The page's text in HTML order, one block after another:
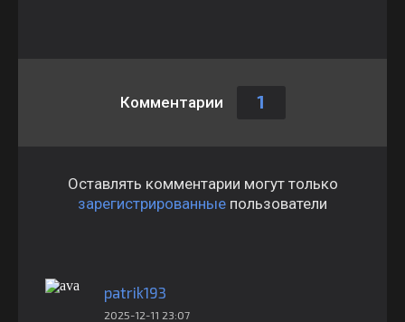
Комментарии 1
Оставлять комментарии могут только
зарегистрированные пользователи
patrik193
2025-12-11 23:07